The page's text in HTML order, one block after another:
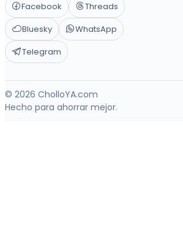
Facebook
Threads
Bluesky
WhatsApp
Telegram
© 2026 CholloYA.com
Hecho para ahorrar mejor.